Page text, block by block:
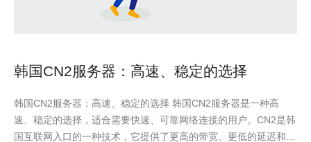
韩国CN2服务器：高速、稳定的选择
韩国CN2服务器：高速、稳定的选择 韩国CN2服务器是一种高
速、稳定的选择，适合需要快速、可靠网络连接的用户。CN2是韩
国互联网入口的一种技术，它提供了更高的带宽、更低的延迟和更